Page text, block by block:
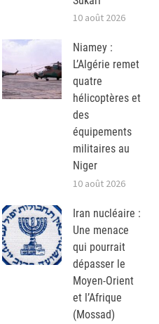
10 août 2026
Niamey :
L’Algérie remet
quatre
hélicoptères et
des
équipements
militaires au
Niger
10 août 2026
Iran nucléaire :
Une menace
qui pourrait
dépasser le
Moyen-Orient
et l’Afrique
(Mossad)